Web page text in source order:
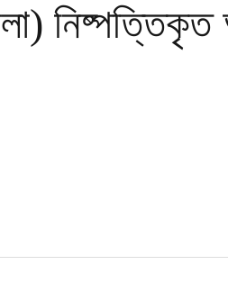
নিষ্পত্তিকৃত